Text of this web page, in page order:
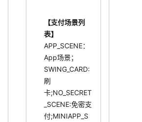
【支付场景列
表】
APP_SCENE：
App场景；
SWING_CARD:
刷
卡;NO_SECRET
_SCENE:免密支
付;MINIAPP_S